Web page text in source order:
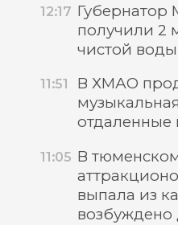
12:17
получили 2
чистой воды
11:51
В ХМАО
отдаленные
11:05 В
выпала из
возбуждено